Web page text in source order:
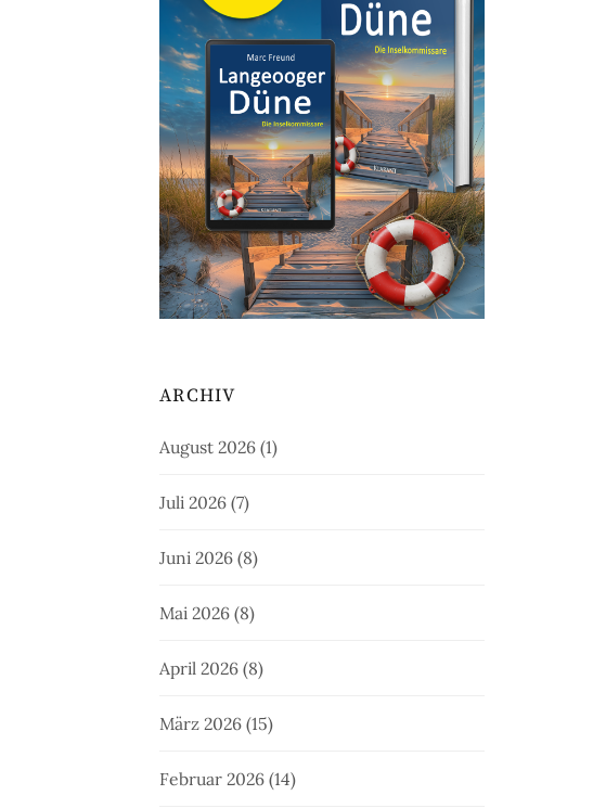
ARCHIV
August 2026 (1)
Juli 2026 (7)
Juni 2026 (8)
Mai 2026 (8)
April 2026 (8)
März 2026 (15)
Februar 2026 (14)